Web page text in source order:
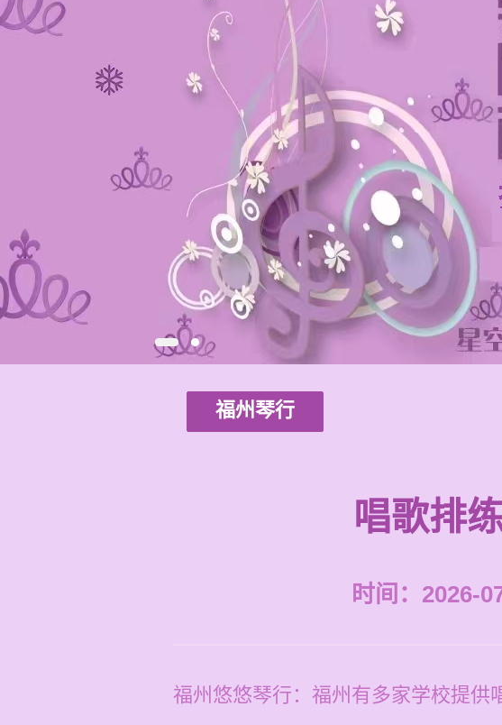
福州琴行
唱歌排
时间：2026-
福州悠悠琴行：福州有多家学校提